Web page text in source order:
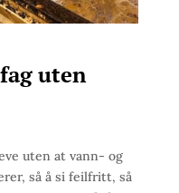
uten
uten at vann- og
så å si feilfritt, så